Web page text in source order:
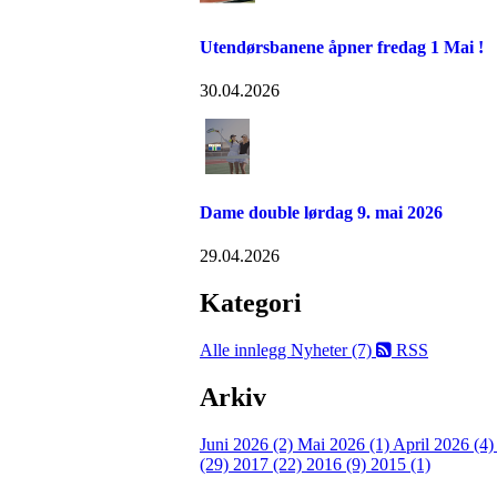
Utendørsbanene åpner fredag 1 Mai !
30.04.2026
Dame double lørdag 9. mai 2026
29.04.2026
Kategori
Alle innlegg Nyheter (7) RSS
Arkiv
Juni 2026 (2) Mai 2026 (1) April 2026 (4)
(29) 2017 (22) 2016 (9) 2015 (1)